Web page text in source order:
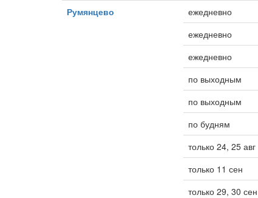
Румянцево
ежедневно
ежедневно
ежедневно
по выходным
по выходным
по будням
только 24, 25 авг
только 11 сен
только 29, 30 сен